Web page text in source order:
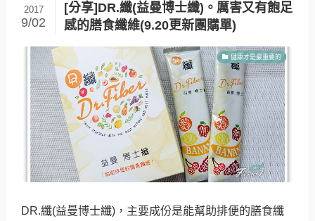
[分享]DR.纖(益曼博士纖)。厲害又有飽足
感的膳食纖維(9.20更新團購單)
2017
9/02
健康才是最重要的
DR.纖(益曼博士纖)，主要成份是能幫助排便的膳食纖